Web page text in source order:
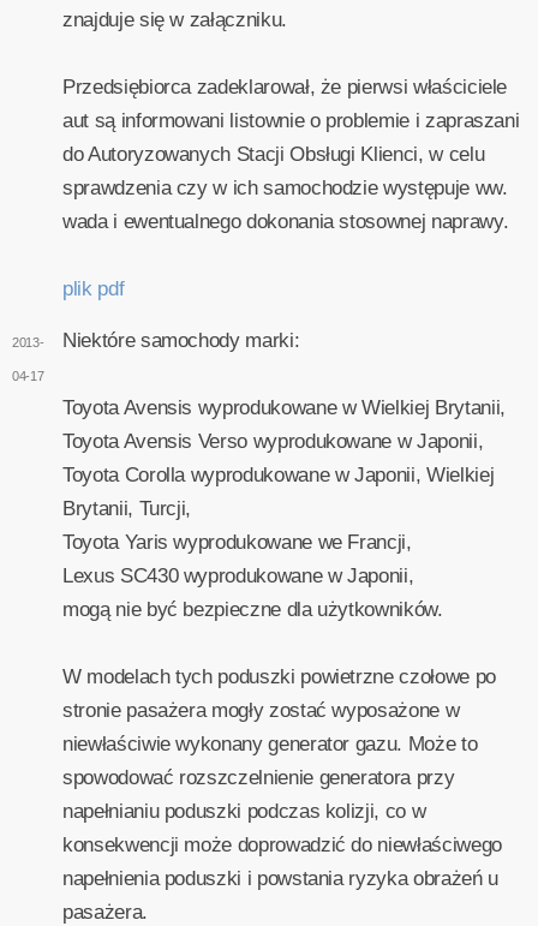
znajduje się w załączniku.
Przedsiębiorca zadeklarował, że pierwsi właściciele
aut są informowani listownie o problemie i zapraszani
do Autoryzowanych Stacji Obsługi Klienci, w celu
sprawdzenia czy w ich samochodzie występuje ww.
wada i ewentualnego dokonania stosownej naprawy.
plik pdf
2013-
04-17
Niektóre samochody marki:
Toyota Avensis wyprodukowane w Wielkiej Brytanii,
Toyota Avensis Verso wyprodukowane w Japonii,
Toyota Corolla wyprodukowane w Japonii, Wielkiej
Brytanii, Turcji,
Toyota Yaris wyprodukowane we Francji,
Lexus SC430 wyprodukowane w Japonii,
mogą nie być bezpieczne dla użytkowników.
W modelach tych poduszki powietrzne czołowe po
stronie pasażera mogły zostać wyposażone w
niewłaściwie wykonany generator gazu. Może to
spowodować rozszczelnienie generatora przy
napełnianiu poduszki podczas kolizji, co w
konsekwencji może doprowadzić do niewłaściwego
napełnienia poduszki i powstania ryzyka obrażeń u
pasażera.